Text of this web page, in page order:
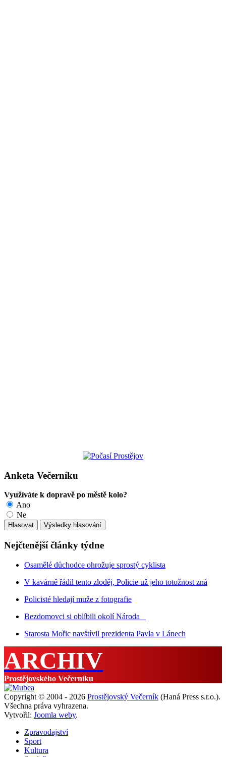
Anketa Večerníku
Využíváte k dopravě po městě kolo?
Ano
Ne
Nejčtenější články týdne
Osamělé důchodce ohrožuje sprostý cyklista
V kavárně řádil tento zloděj, Policie už jeho totožnost zná
Policisté hledají muže z fotografie
Bezdomovci si oblíbili okolí Národa
Starosta Mořic navštívil prezidenta Pavla v Lánech
ARCHIV
Prostějovského Večerníku
Copyright © 2004 - 2026 Prostějovský Večerník (Haná Press s.r.o.).
Všechna práva vyhrazena.
Vytvořil: Joomla weby.
Zpravodajství
Sport
Kultura